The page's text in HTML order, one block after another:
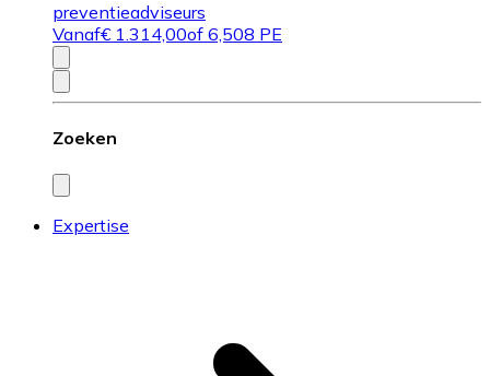
preventieadviseurs
Vanaf€ 1.314,00of 6,508 PE
Zoeken
Expertise